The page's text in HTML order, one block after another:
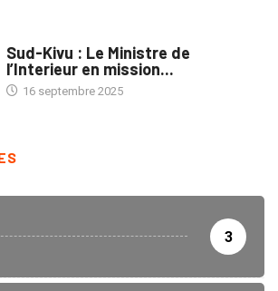
Sud-Kivu : Le Ministre de
l’Interieur en mission...
16 septembre 2025
3